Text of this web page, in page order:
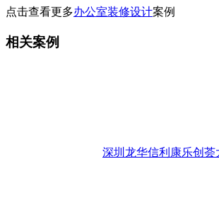
点击查看更多办公室装修设计案例
相关案例
深圳龙华信利康乐创